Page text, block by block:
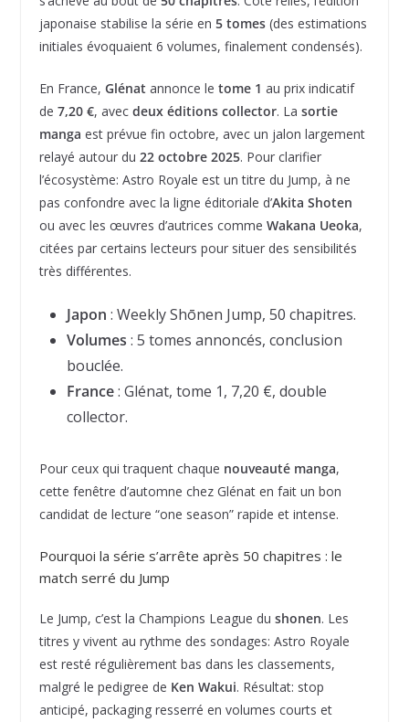
japonaise stabilise la série en 5 tomes(des estimations
initiales évoquaient 6 volumes, finalement condensés).
En France, Glénat annonce le tome 1 au prix indicatif
de 7,20 €, avec deux éditions collector. La sortie
manga est prévue fin octobre, avec un jalon largement
relayé autour du 22 octobre 2025. Pour clarifier
l’écosystème: Astro Royale est un titre du Jump, à ne
pas confondre avec la ligne éditoriale d’Akita Shoten
ou avec les œuvres d’autrices comme Wakana Ueoka,
citées par certains lecteurs pour situer des sensibilités
très différentes.
Japon : Weekly Shōnen Jump, 50 chapitres.
Volumes : 5 tomes annoncés, conclusion
bouclée.
France: Glénat, tome 1, 7,20 €, double
collector.
Pour ceux qui traquent chaque nouveauté manga,
cette fenêtre d’automne chez Glénat en fait un bon
candidat de lecture “one season” rapide et intense.
Pourquoi la série s’arrête après 50 chapitres : le
match serré du Jump
Le Jump, c’est la Champions League du shonen. Les
titres y vivent au rythme des sondages: Astro Royale
est resté régulièrement bas dans les classements,
malgré le pedigree de Ken Wakui. Résultat: stop
anticipé, packaging resserré en volumes courts et